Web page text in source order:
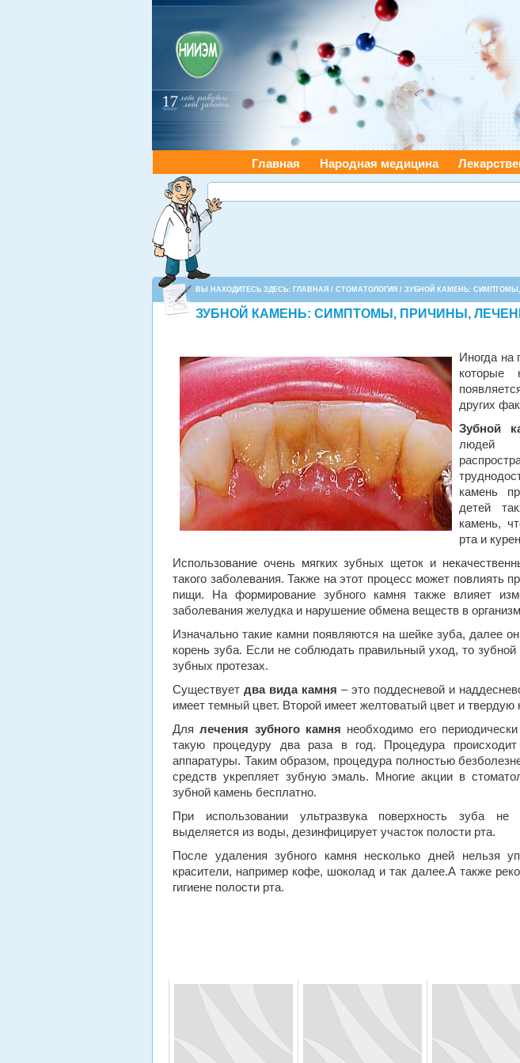
Главная Народная медицина
ВЫ НАХОДИТЕСЬ ЗДЕСЬ: ГЛАВНАЯ / СТОМАТОЛОГИЯ / ЗУБНОЙ КАМЕНЬ:
ЗУБНОЙ КАМЕНЬ: СИМПТОМЫ, ПРИЧИНЫ,
Иногда на
которые
других
Зубной
людей
камень
детей
камень,
рта и
Использование очень мягких зубных щеток и
такого заболевания. Также на этот процесс может повлиять
пищи. На формирование зубного камня также влияет
заболевания желудка и нарушение обмена веществ в
Изначально такие камни появляются на шейке зуба, далее
корень зуба. Если не соблюдать правильный уход, то
зубных протезах.
Существует два вида камня – это поддесневой и
имеет темный цвет. Второй имеет желтоватый цвет и твердую
Длялечения зубного камня необходимо его
такую процедуру два раза в год. Процедура происходит
аппаратуры. Таким образом, процедура полностью
средств укрепляет зубную эмаль. Многие акции в
зубной камень бесплатно.
При использовании ультразвука поверхность зуба не
выделяется из воды, дезинфицирует участок полости рта.
После удаления зубного камня несколько дней нельзя
красители, например кофе, шоколад и так далее.А также
гигиене полости рта.